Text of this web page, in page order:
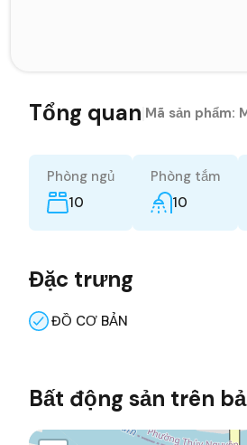
Tổng quan Mã sản phẩm:
Phòng ngủ
10
Phòng tắm
10
Đặc trưng
ĐỒ CƠ BẢN
Bất động sản trên